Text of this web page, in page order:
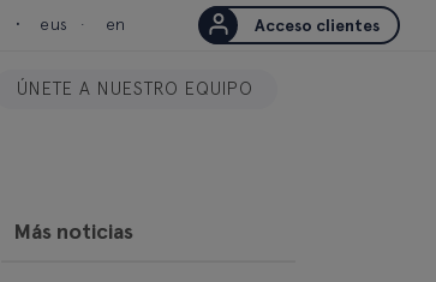
eus en Acceso clientes
ÚNETE A NUESTRO EQUIPO
Más noticias